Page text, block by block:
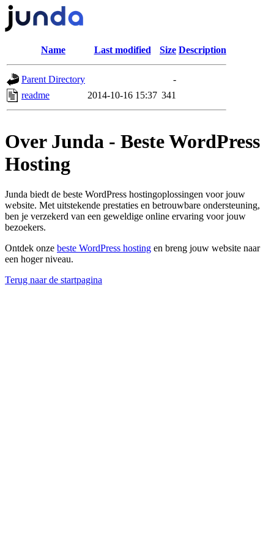
Name Last modified Size Description
Parent Directory
-
readme
2014-10-16 15:37 341
Over Junda - Beste WordPress
Hosting
Junda biedt de beste WordPress hostingoplossingen voor jouw
website. Met uitstekende prestaties en betrouwbare ondersteuning,
ben je verzekerd van een geweldige online ervaring voor jouw
bezoekers.
Ontdek onze beste WordPress hosting en breng jouw website naar
een hoger niveau.
Terug naar de startpagina